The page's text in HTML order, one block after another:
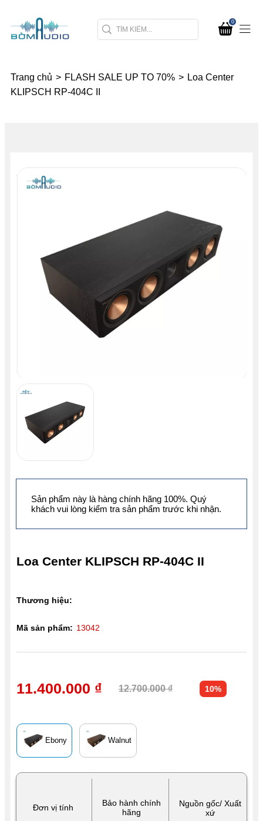
0
Trang chủ > FLASH SALE UP TO 70% > Loa Center
KLIPSCH RP-404C II
Đơn vị tính
Bảo hành chính
hãng
Nguồn gốc/ Xuất
xứ
Loa Center KLIPSCH RP-404C II
Ebony Walnut
11.400.000 ₫ 12.700.000 ₫ 10%
Thương hiệu:
Mã sản phẩm: 13042
Sản phẩm này là hàng chính hãng 100%. Quý
khách vui lòng kiểm tra sản phẩm trước khi nhận.